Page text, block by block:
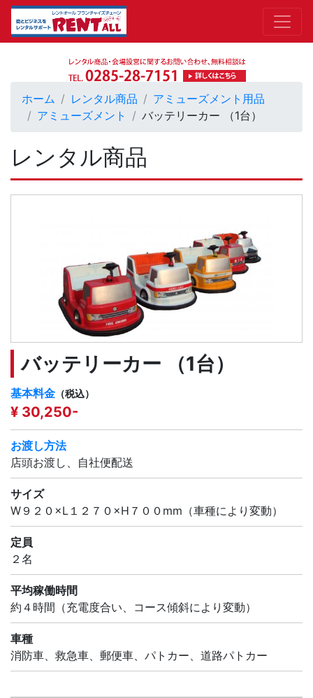
ホーム レンタル商品
アミューズメント用品
アミューズメント
バッテリーカー （1台）
レンタル商品
バッテリーカー （1台）
基本料金 （税込）
¥ 30,250-
お渡し方法
店頭お渡し、自社便配送
サイズ
W９２０×L１２７０×H７００mm（車種により変動）
定員
２名
平均稼働時間
約４時間（充電度合い、コース傾斜により変動）
車種
消防車、救急車、郵便車、パトカー、道路パトカー